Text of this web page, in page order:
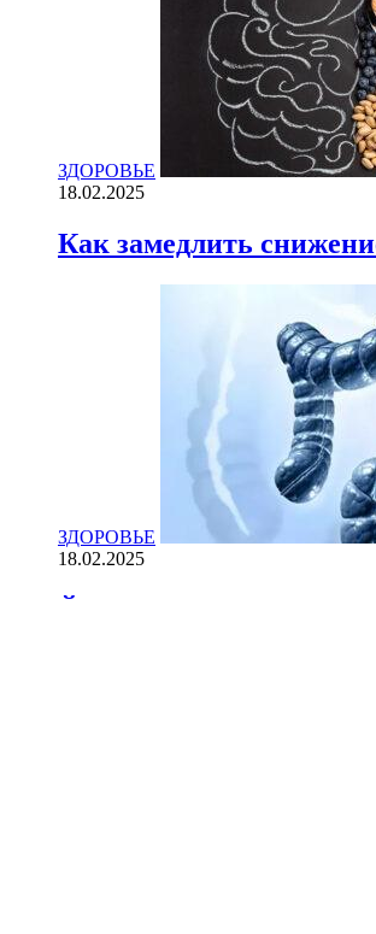
ЗДОРОВЬЕ
18.02.2025
Как замедлить
ЗДОРОВЬЕ
18.02.2025
Йогурт против рака: